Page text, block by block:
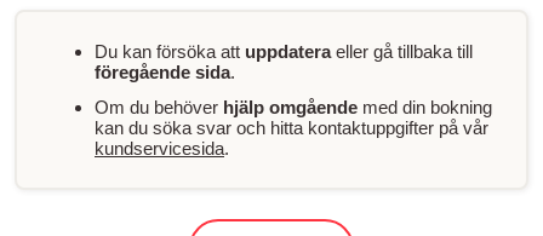
Du kan försöka att uppdateraeller gå tillbaka till
föregående sida.
Om du behöver hjälp omgående med din bokning
kan du söka svar och hitta kontaktuppgifter på vår
kundservicesida.